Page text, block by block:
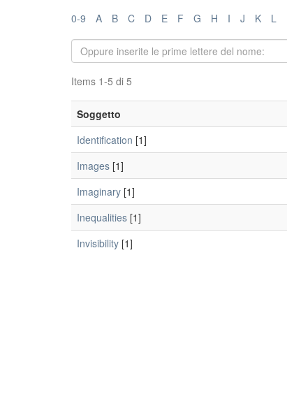
0-9 A B C D E F G H I J K L
Items 1-5 di 5
Soggetto
Identification [1]
Images [1]
Imaginary [1]
Inequalities [1]
Invisibility [1]